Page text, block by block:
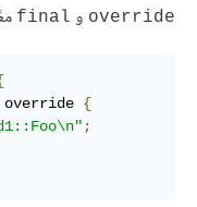
‎override‎ و ‎final‎
{
;